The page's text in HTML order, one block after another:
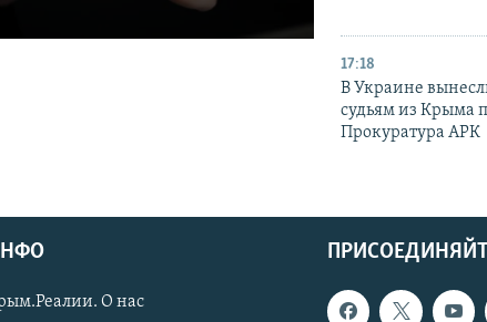
17:18
В Украине
судьям из Крыма
Прокуратура АРК
О нас